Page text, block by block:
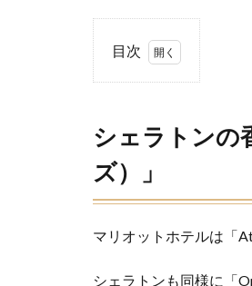
目次
前は
Skies（オ
ズ）」
シェラトンの
ズ）」
マリオットホテルは「
シェラトンも同様に「